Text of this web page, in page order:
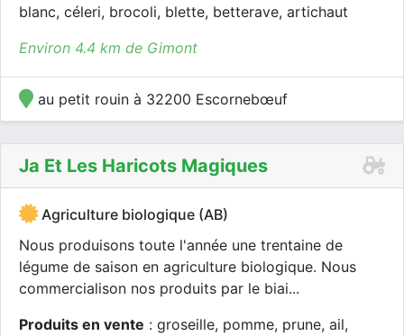
blanc, céleri, brocoli, blette, betterave, artichaut
Environ 4.4 km de Gimont
au petit rouin à 32200 Escornebœuf
Ja Et Les Haricots Magiques
Agriculture biologique (AB)
Nous produisons toute l'année une trentaine de
légume de saison en agriculture biologique. Nous
commercialison nos produits par le biai...
Produits en vente : groseille, pomme, prune, ail,